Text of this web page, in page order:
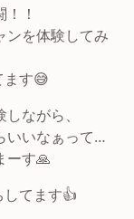
！
ンを体験してみ
す😅
ながら、
いいなぁって…
ーす🙏
てます👍